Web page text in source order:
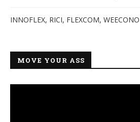
INNOFLEX, RICI, FLEXCOM,
MOVE YOUR ASS